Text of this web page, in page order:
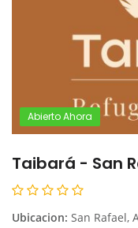
Abierto Ahora
Taibará - San
Ubicacion: San Rafael,